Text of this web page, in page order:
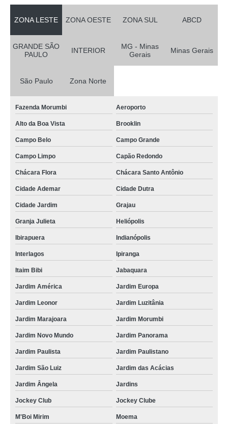
ZONA LESTE ZONA OESTE ZONA SUL ABCD
GRANDE SÃO
PAULO
INTERIOR
MG - Minas
Gerais
Minas Gerais
São Paulo Zona Norte
Fazenda Morumbi Aeroporto
Alto da Boa Vista Brooklin
Campo Belo Campo Grande
Campo Limpo Capão Redondo
Chácara Flora Chácara Santo Antônio
Cidade Ademar Cidade Dutra
Cidade Jardim Grajau
Granja Julieta Heliópolis
Ibirapuera Indianópolis
Interlagos Ipiranga
Itaim Bibi Jabaquara
Jardim América Jardim Europa
Jardim Leonor Jardim Luzitânia
Jardim Marajoara Jardim Morumbi
Jardim Novo Mundo Jardim Panorama
Jardim Paulista Jardim Paulistano
Jardim São Luiz Jardim das Acácias
Jardim Ângela Jardins
Jockey Club Jockey Clube
M'Boi Mirim Moema